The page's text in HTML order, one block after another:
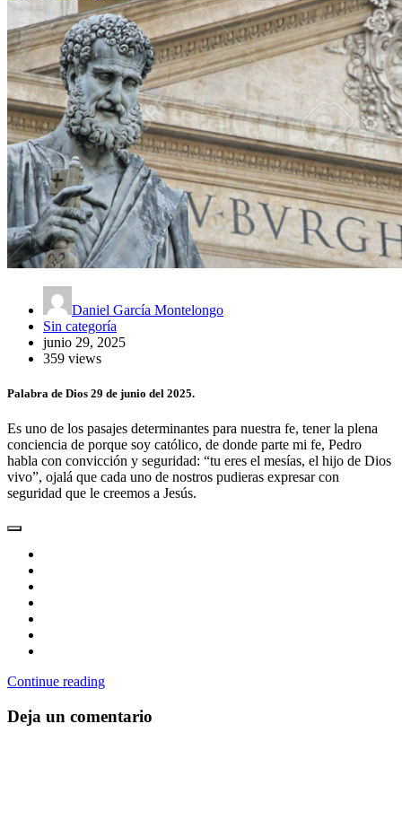
Daniel García Montelongo
Sin categoría
junio 29, 2025
359 views
Palabra de Dios 29 de junio del 2025.
Es uno de los pasajes determinantes para nuestra fe, tener la plena
conciencia de porque soy católico, de donde parte mi fe, Pedro
habla con convicción y seguridad: “tu eres el mesías, el hijo de Dios
vivo”, ojalá que cada uno de nostros pudieras expresar con
seguridad que le creemos a Jesús.
Continue reading
Deja un comentario